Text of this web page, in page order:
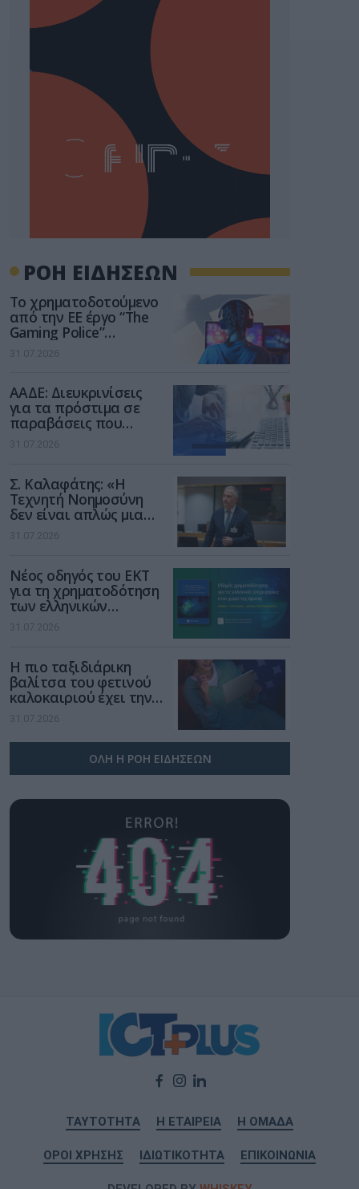
ΡΟΗ ΕΙΔΗΣΕΩΝ
Το χρηματοδοτούμενο
από την ΕΕ έργο “The
Gaming Police”
ενισχύει την ασφάλεια
των παιδιών στο
31.07.2026
ΑΑΔΕ: Διευκρινίσεις
για τα πρόστιμα σε
παραβάσεις που
αφορούν τους ΦΗΜ
31.07.2026
Σ. Καλαφάτης: «Η
Τεχνητή Νοημοσύνη
δεν είναι απλώς μια
νέα τεχνολογία, είναι
μια νέα βιομηχανική
31.07.2026
Νέος οδηγός του ΕΚΤ
για τη χρηματοδότηση
των ελληνικών
επιχειρήσεων στον
χώρο της άμυνας
31.07.2026
Η πιο ταξιδιάρικη
βαλίτσα του φετινού
καλοκαιριού έχει την
υπογραφή της Xiaomi
31.07.2026
ΟΛΗ Η ΡΟΗ ΕΙΔΗΣΕΩΝ
ΤΑΥΤΟΤΗΤΑ Η ΕΤΑΙΡΕΙΑ Η ΟΜΑΔΑ
ΟΡΟΙ ΧΡΗΣΗΣ ΙΔΙΩΤΙΚΟΤΗΤΑ ΕΠΙΚΟΙΝΩΝΙΑ